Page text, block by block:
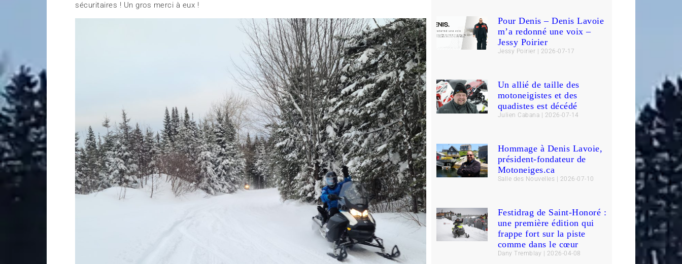
sécuritaires ! Un gros merci à eux !
Pour Denis – Denis Lavoie
m’a redonné une voix –
Jessy Poirier
Jessy Poirier 2026-07-17
Un allié de taille des
motoneigistes et des
quadistes est décédé
Julien Cabana 2026-07-14
Hommage à Denis Lavoie,
président-fondateur de
Motoneiges.ca
Salle des Nouvelles 2026-07-10
Festidrag de Saint-Honoré :
une première édition qui
frappe fort sur la piste
comme dans le cœur
Dany Tremblay 2026-04-08